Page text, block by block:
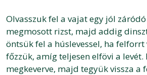
Olvasszuk fel a vajat egy jól
megmosott rizst, majd addig
öntsük fel a húslevessel, ha
főzzük, amíg teljesen elfövi a
megkeverve, majd tegyük vissza